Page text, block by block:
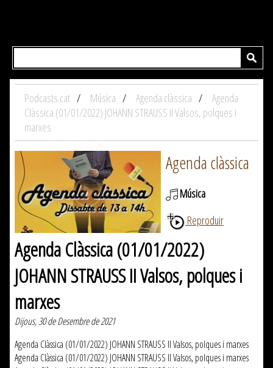
Podcasts.cat Música Agenda clàssica
Agenda
Clàssica (01/01/2022) JOHANN STRAUSS II Valsos, polques i
marxes
Agenda clàssica
Música
Reproduir
Agenda Clàssica (01/01/2022)
JOHANN STRAUSS II Valsos, polques i
marxes
Dijous, 30 de Desembre de 2021
Agenda Clàssica (01/01/2022) JOHANN STRAUSS II Valsos, polques i marxes
Agenda Clàssica (01/01/2022) JOHANN STRAUSS II Valsos, polques i marxes